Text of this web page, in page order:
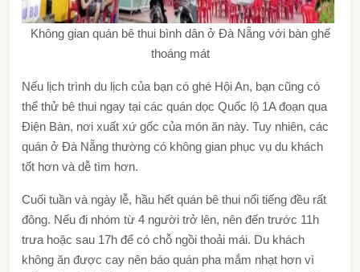
Không gian quán bê thui bình dân ở Đà Nẵng với bàn ghế
thoáng mát
Nếu lịch trình du lịch của bạn có ghé Hội An, bạn cũng có
thể thử bê thui ngay tại các quán dọc Quốc lộ 1A đoạn qua
Điện Bàn, nơi xuất xứ gốc của món ăn này. Tuy nhiên, các
quán ở Đà Nẵng thường có không gian phục vụ du khách
tốt hơn và dễ tìm hơn.
Cuối tuần và ngày lễ, hầu hết quán bê thui nổi tiếng đều rất
đông. Nếu đi nhóm từ 4 người trở lên, nên đến trước 11h
trưa hoặc sau 17h để có chỗ ngồi thoải mái. Du khách
không ăn được cay nên báo quán pha mắm nhạt hơn vì